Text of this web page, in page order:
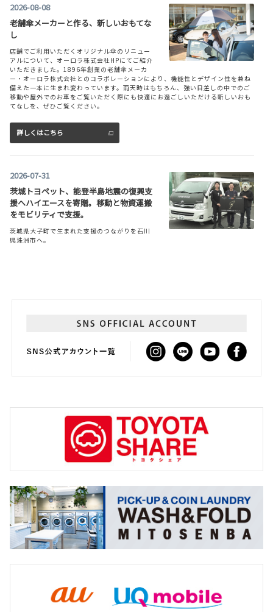
ヤリス クロス、GR SPORTグレードを一
部改良
ヤリス クロス、GR SPORTグレードを一部改
ヤリス クロスは茨城トヨペットへ。
詳しくはこちら
2026-07-29
コースターを一部改良
コースターを一部改良。
詳しくはこちら
2026-07-13
を追加
アクアを一部改良しGR SPORTグレードを追
アクアは茨城トヨペットへ。
2026-07-01
米国生産のハイランダーを全国トヨタ車
両販売店で発売
店で発売。
詳しくはこちら
2026-08-08
老舗傘メーカーと作る、新しいおもてな
し
店舗でご利用いただくオリジナル傘のリニュー
アルについて、オーロラ株式会社HPにてご紹介
いただきました。1896年創業の老舗傘メーカ
ー・オーロラ株式会社とのコラボレーションにより、機能性とデザイン性を兼ね
備えた一本に生まれ変わっています。雨天時はもちろん、強い日差しの中でのご
移動や屋外でのお車をご覧いただく際にも快適にお過ごしいただける新しいおも
てなしを、ぜひご覧ください。
詳しくはこちら
2026-07-31
茨城トヨペット、能登半島地震の復興支
援へハイエースを寄贈。移動と物資運搬
をモビリティで支援。
茨城県大子町で生まれた支援のつながりを石川
県珠洲市へ。
の台風19号により、茨城県大子町が大きな水害に見舞われた際の支援活動にあり
ます。
当時、被災地ではボランティア活動に必要な車両が不足していました。その状況
本取り組みは、TOKYO TANAKA氏が継続して取り組む災害支援活動「#サポウィ
ズ」および全国災害支援プロジェクト支援の現場を支えるハイエース災害支援の
現場では、支援スタッフの移動や物資の運搬、被災地域の巡回などに使用する車
両が、活動を継続するための重要な役割を担います。
多くの人が乗車でき、物資も積載できるハイエースを寄贈することで、必要な支
詳しくはこちら
2026-06-26
カーライフマガジン『SUNSUN drive』
豊かなカーライフを提案する情報誌『SUNSUN
drive』の最新号が完成しました。
特集では、霞ヶ浦湖畔のおすすめドライブスポ